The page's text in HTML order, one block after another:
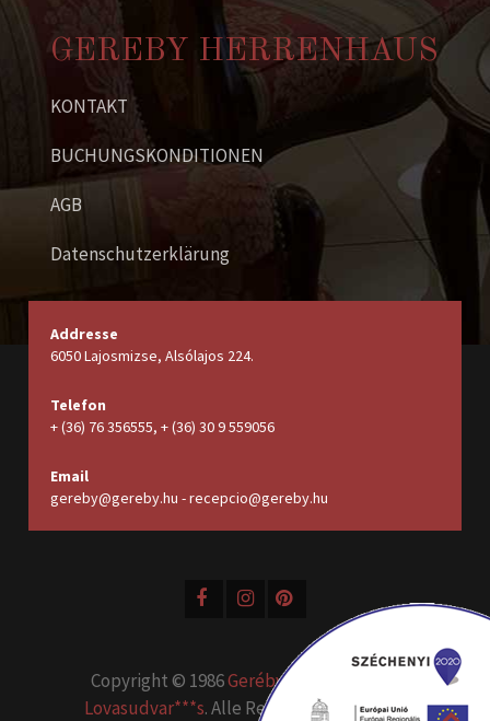
GEREBY HERRENHAUS
KONTAKT
BUCHUNGSKONDITIONEN
AGB
Datenschutzerklärung
Addresse
6050 Lajosmizse, Alsólajos 224.
Telefon
+ (36) 76 356555, + (36) 30 9 559056
Email
gereby@gereby.hu - recepcio@gereby.hu
Copyright © 1986Geréby Kúria Hotel és
Lovasudvar***s. Alle Rechte vorbehalten.